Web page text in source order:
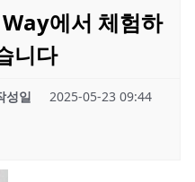
에서 체험하
니다
성일 2025-05-23 09:44